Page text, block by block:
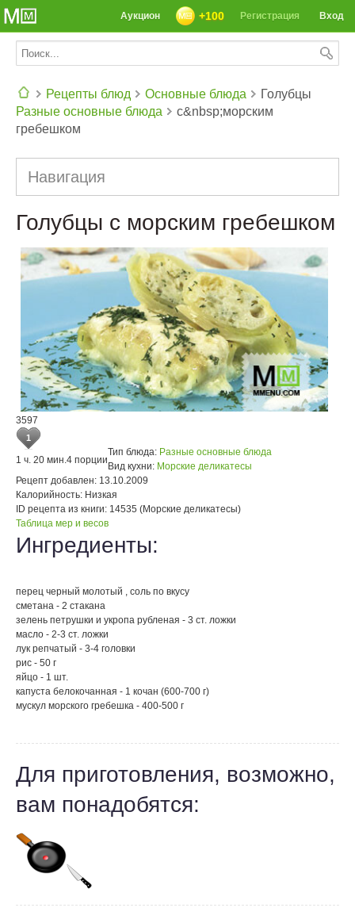
Вход
Регистрация
+100
Аукцион
Рецепты блюд
Основные блюда
Разные основные блюда
Голубцы
с&nbsp;морским
гребешком
Навигация
Голубцы с морским гребешком
3597
1
1 ч. 20 мин.4 порции
Тип блюда: Разные основные блюда
Вид кухни: Морские деликатесы
Рецепт добавлен: 13.10.2009
Калорийность: Низкая
ID рецепта из книги: 14535 (Морские деликатесы)
Таблица мер и весов
Ингредиенты:
перец черный молотый , соль по вкусу
сметана - 2 стакана
зелень петрушки и укропа рубленая - 3 ст. ложки
масло - 2-3 ст. ложки
лук репчатый - 3-4 головки
рис - 50 г
яйцо - 1 шт.
капуста белокочанная - 1 кочан (600-700 г)
мускул морского гребешка - 400-500 г
Для приготовления, возможно,
вам понадобятся: